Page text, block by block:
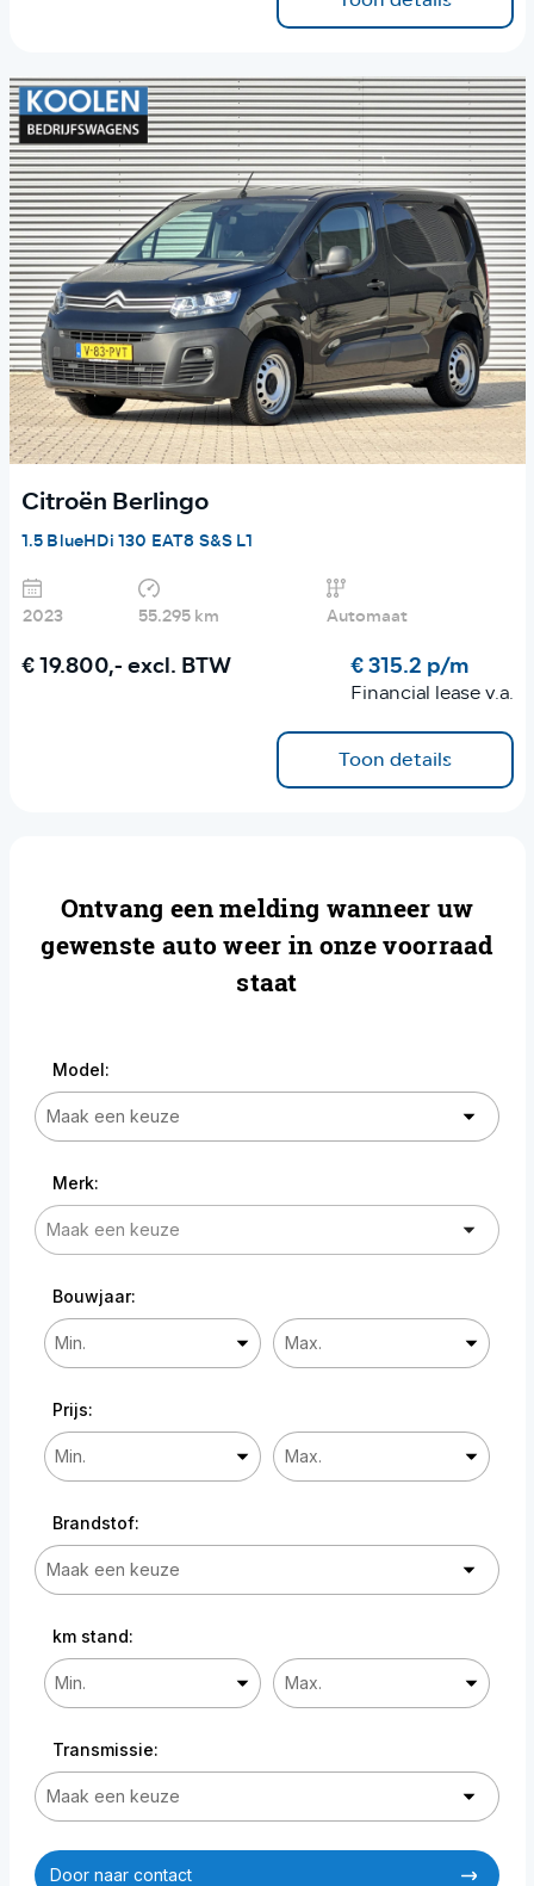
Citroën Berlingo
1.5 BlueHDi 130 EAT8 S&S L1
2023 55.295 km Automaat
€ 19.800,-excl. BTW € 315.2 p/m
Financial lease v.a.
Toon details
Ontvang een melding wanneer uw
gewenste auto weer in onze voorraad
staat
Model:
Merk:
Bouwjaar:
Prijs:
Brandstof:
km stand:
Transmissie:
Door naar contact